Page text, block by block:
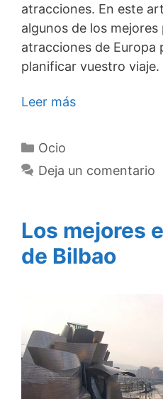
atracciones. En este
algunos de los mejores
atracciones de Europa
planificar vuestro viaje.
Leer más
Categorías
Ocio
Deja un comentario
Los mejores
de Bilbao